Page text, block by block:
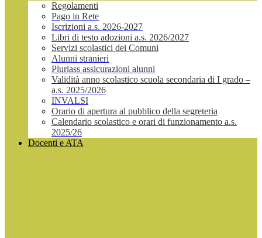
Regolamenti
Pago in Rete
Iscrizioni a.s. 2026-2027
Libri di testo adozioni a.s. 2026/2027
Servizi scolastici dei Comuni
Alunni stranieri
Pluriass assicurazioni alunni
Validità anno scolastico scuola secondaria di I grado –
a.s. 2025/2026
INVALSI
Orario di apertura al pubblico della segreteria
Calendario scolastico e orari di funzionamento a.s.
2025/26
Docenti e ATA